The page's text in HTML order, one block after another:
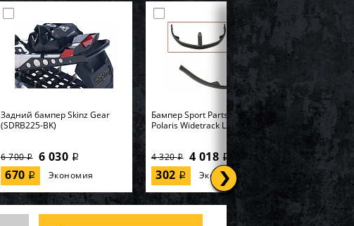
Задний бампер Skinz Gear
(SDRB225-BK)
6 700i 6 030 i
670 i Экономия
Бампер Sport Parts Inc. для
Polaris Widetrack LX SM-12358
4 320i 4 018 i
302 i Экономия